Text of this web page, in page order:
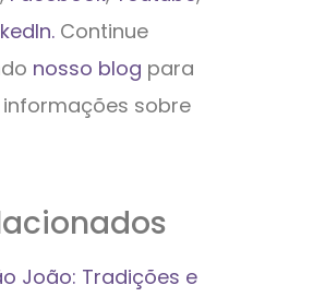
Continue
nosso blog para
sobre
João: Tradições e